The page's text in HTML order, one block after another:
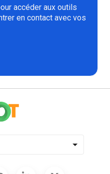
accéder aux outils
en contact avec vos